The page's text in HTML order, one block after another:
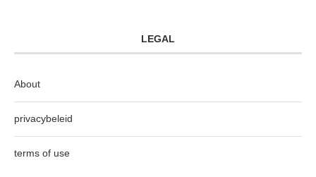
LEGAL
About
privacybeleid
terms of use